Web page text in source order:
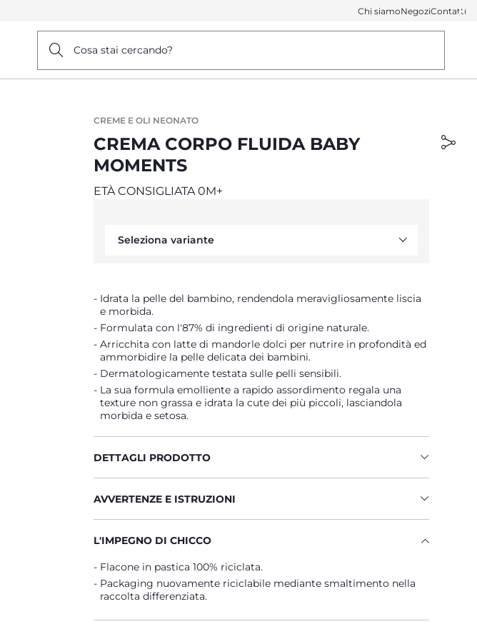
Chi siamoNegoziContatti
Cosa stai cercando?
CREME E OLI NEONATO
CREMA CORPO FLUIDA BABY
MOMENTS
ETÀ CONSIGLIATA 0M+
Seleziona variante
Idrata la pelle del bambino, rendendola meravigliosamente liscia
e morbida.
Formulata con l'87% di ingredienti di origine naturale.
Arricchita con latte di mandorle dolci per nutrire in profondità ed
ammorbidire la pelle delicata dei bambini.
Dermatologicamente testata sulle pelli sensibili.
La sua formula emolliente a rapido assordimento regala una
texture non grassa e idrata la cute dei più piccoli, lasciandola
morbida e setosa.
DETTAGLI PRODOTTO
AVVERTENZE E ISTRUZIONI
L'IMPEGNO DI CHICCO
Flacone in pastica 100% riciclata.
Packaging nuovamente riciclabile mediante smaltimento nella
raccolta differenziata.